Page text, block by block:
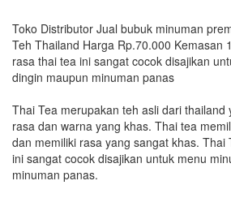
Toko Distributor Jual bubuk minuman
Teh Thailand Harga Rp.70.000 Kemasan
rasa thai tea ini sangat cocok disajikan
dingin maupun minuman panas
Thai Tea merupakan teh asli dari thailand
rasa dan warna yang khas. Thai tea
dan memiliki rasa yang sangat khas. Thai
ini sangat cocok disajikan untuk menu
minuman panas.